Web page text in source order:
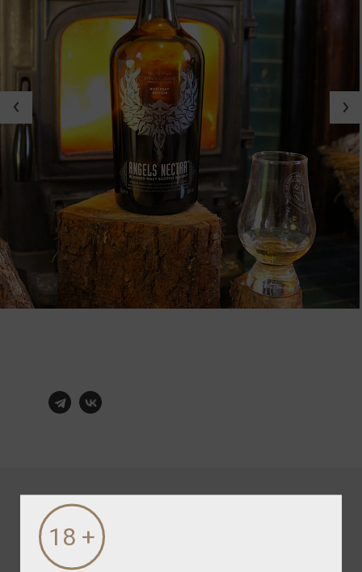
ПОСЛЕДНИЕ НОВОСТИ